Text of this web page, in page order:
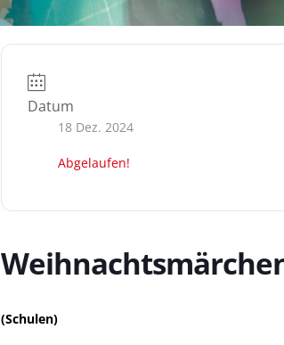
Datum
18 Dez. 2024
Abgelaufen!
(Schulen)